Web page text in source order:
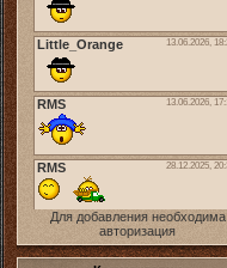
Для добавления необходима
авторизация